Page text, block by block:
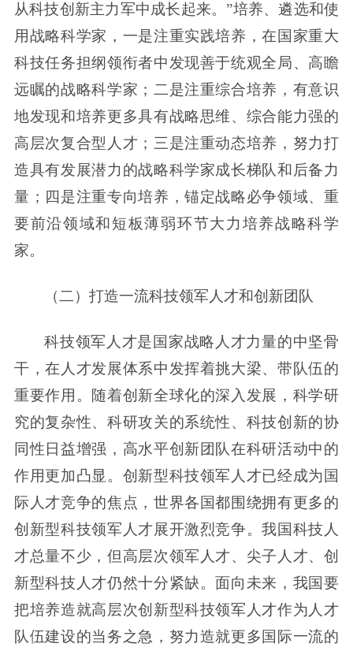
从科技创新主力军中成长起来。”培养、遴选和使
用战略科学家，一是注重实践培养，在国家重大
科技任务担纲领衔者中发现善于统观全局、高瞻
远瞩的战略科学家；二是注重综合培养，有意识
地发现和培养更多具有战略思维、综合能力强的
高层次复合型人才；三是注重动态培养，努力打
造具有发展潜力的战略科学家成长梯队和后备力
量；四是注重专向培养，锚定战略必争领域、重
要前沿领域和短板薄弱环节大力培养战略科学
家。
（二）打造一流科技领军人才和创新团队
科技领军人才是国家战略人才力量的中坚骨
干，在人才发展体系中发挥着挑大梁、带队伍的
重要作用。随着创新全球化的深入发展，科学研
究的复杂性、科研攻关的系统性、科技创新的协
同性日益增强，高水平创新团队在科研活动中的
作用更加凸显。创新型科技领军人才已经成为国
际人才竞争的焦点，世界各国都围绕拥有更多的
创新型科技领军人才展开激烈竞争。我国科技人
才总量不少，但高层次领军人才、尖子人才、创
新型科技人才仍然十分紧缺。面向未来，我国要
把培养造就高层次创新型科技领军人才作为人才
队伍建设的当务之急，努力造就更多国际一流的